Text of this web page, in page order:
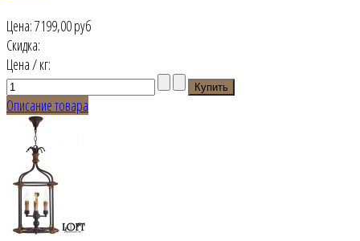
Цена:7199,00 руб
Скидка:
Цена / кг:
Описание товара